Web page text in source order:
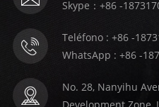
Skype：+86 -
Teléfono : +86 -
WhatsApp : +86 -
No. 28, Nanyihu